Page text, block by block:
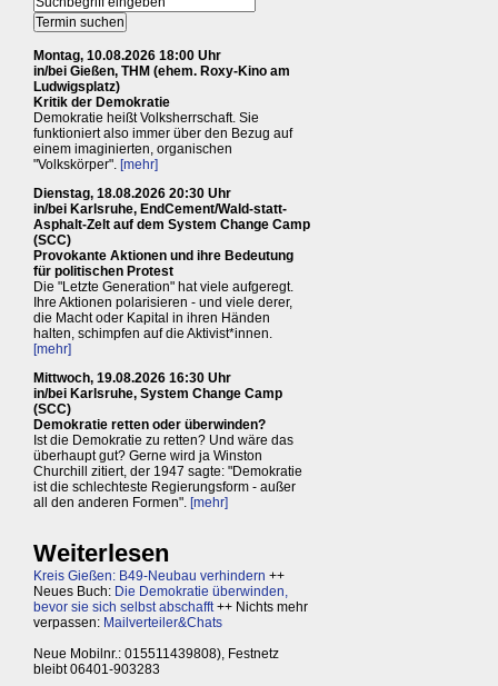
Montag, 10.08.2026 18:00 Uhr
in/bei Gießen, THM (ehem. Roxy-Kino am
Ludwigsplatz)
Kritik der Demokratie
Demokratie heißt Volksherrschaft. Sie
funktioniert also immer über den Bezug auf
einem imaginierten, organischen
"Volkskörper". [mehr]
Dienstag, 18.08.2026 20:30 Uhr
in/bei Karlsruhe, EndCement/Wald-statt-
Asphalt-Zelt auf dem System Change Camp
(SCC)
Provokante Aktionen und ihre Bedeutung
für politischen Protest
Die "Letzte Generation" hat viele aufgeregt.
Ihre Aktionen polarisieren - und viele derer,
die Macht oder Kapital in ihren Händen
halten, schimpfen auf die Aktivist*innen.
[mehr]
Mittwoch, 19.08.2026 16:30 Uhr
in/bei Karlsruhe, System Change Camp
(SCC)
Demokratie retten oder überwinden?
Ist die Demokratie zu retten? Und wäre das
überhaupt gut? Gerne wird ja Winston
Churchill zitiert, der 1947 sagte: "Demokratie
ist die schlechteste Regierungsform - außer
all den anderen Formen". [mehr]
Weiterlesen
Kreis Gießen: B49-Neubau verhindern ++
Neues Buch: Die Demokratie überwinden,
bevor sie sich selbst abschafft++ Nichts mehr
verpassen: Mailverteiler&Chats
Neue Mobilnr.: 015511439808), Festnetz
bleibt 06401-903283